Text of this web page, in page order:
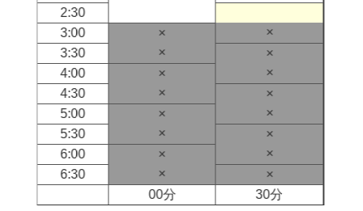
2:30
3:00
×
×
3:30
×
×
4:00
×
×
4:30
×
×
5:00
×
×
5:30
×
×
6:00
×
×
6:30
×
×
00分
30分